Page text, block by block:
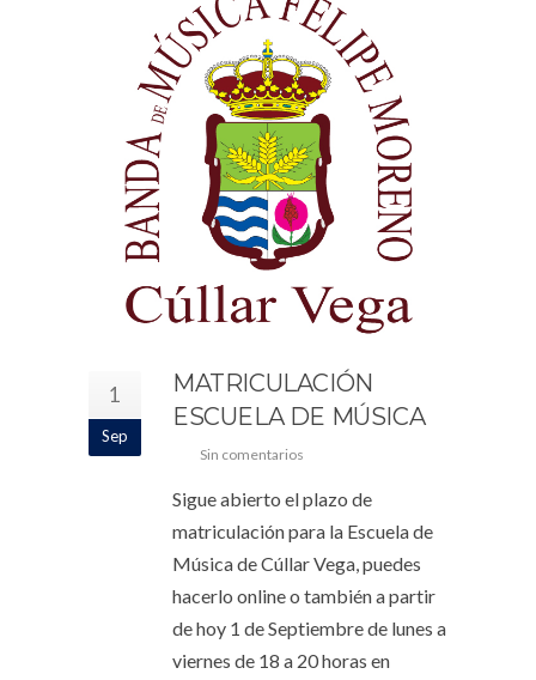
1
Sep
MATRICULACIÓN
ESCUELA DE MÚSICA
Sin comentarios
Sigue abierto el plazo de
matriculación para la Escuela de
Música de Cúllar Vega, puedes
hacerlo online o también a partir
de hoy 1 de Septiembre de lunes a
viernes de 18 a 20 horas en